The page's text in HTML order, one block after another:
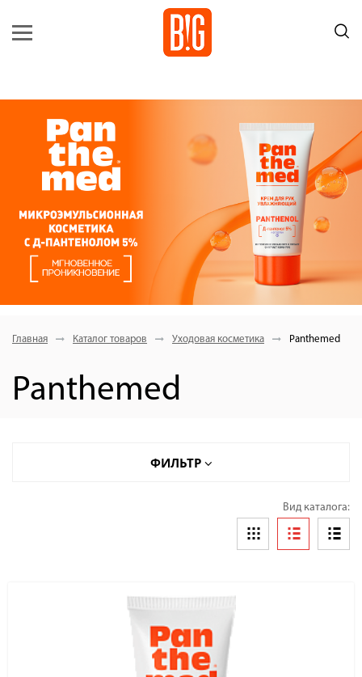
Главная Каталог товаров Уходовая косметика Panthemed
Panthemed
ФИЛЬТР
Вид каталога: